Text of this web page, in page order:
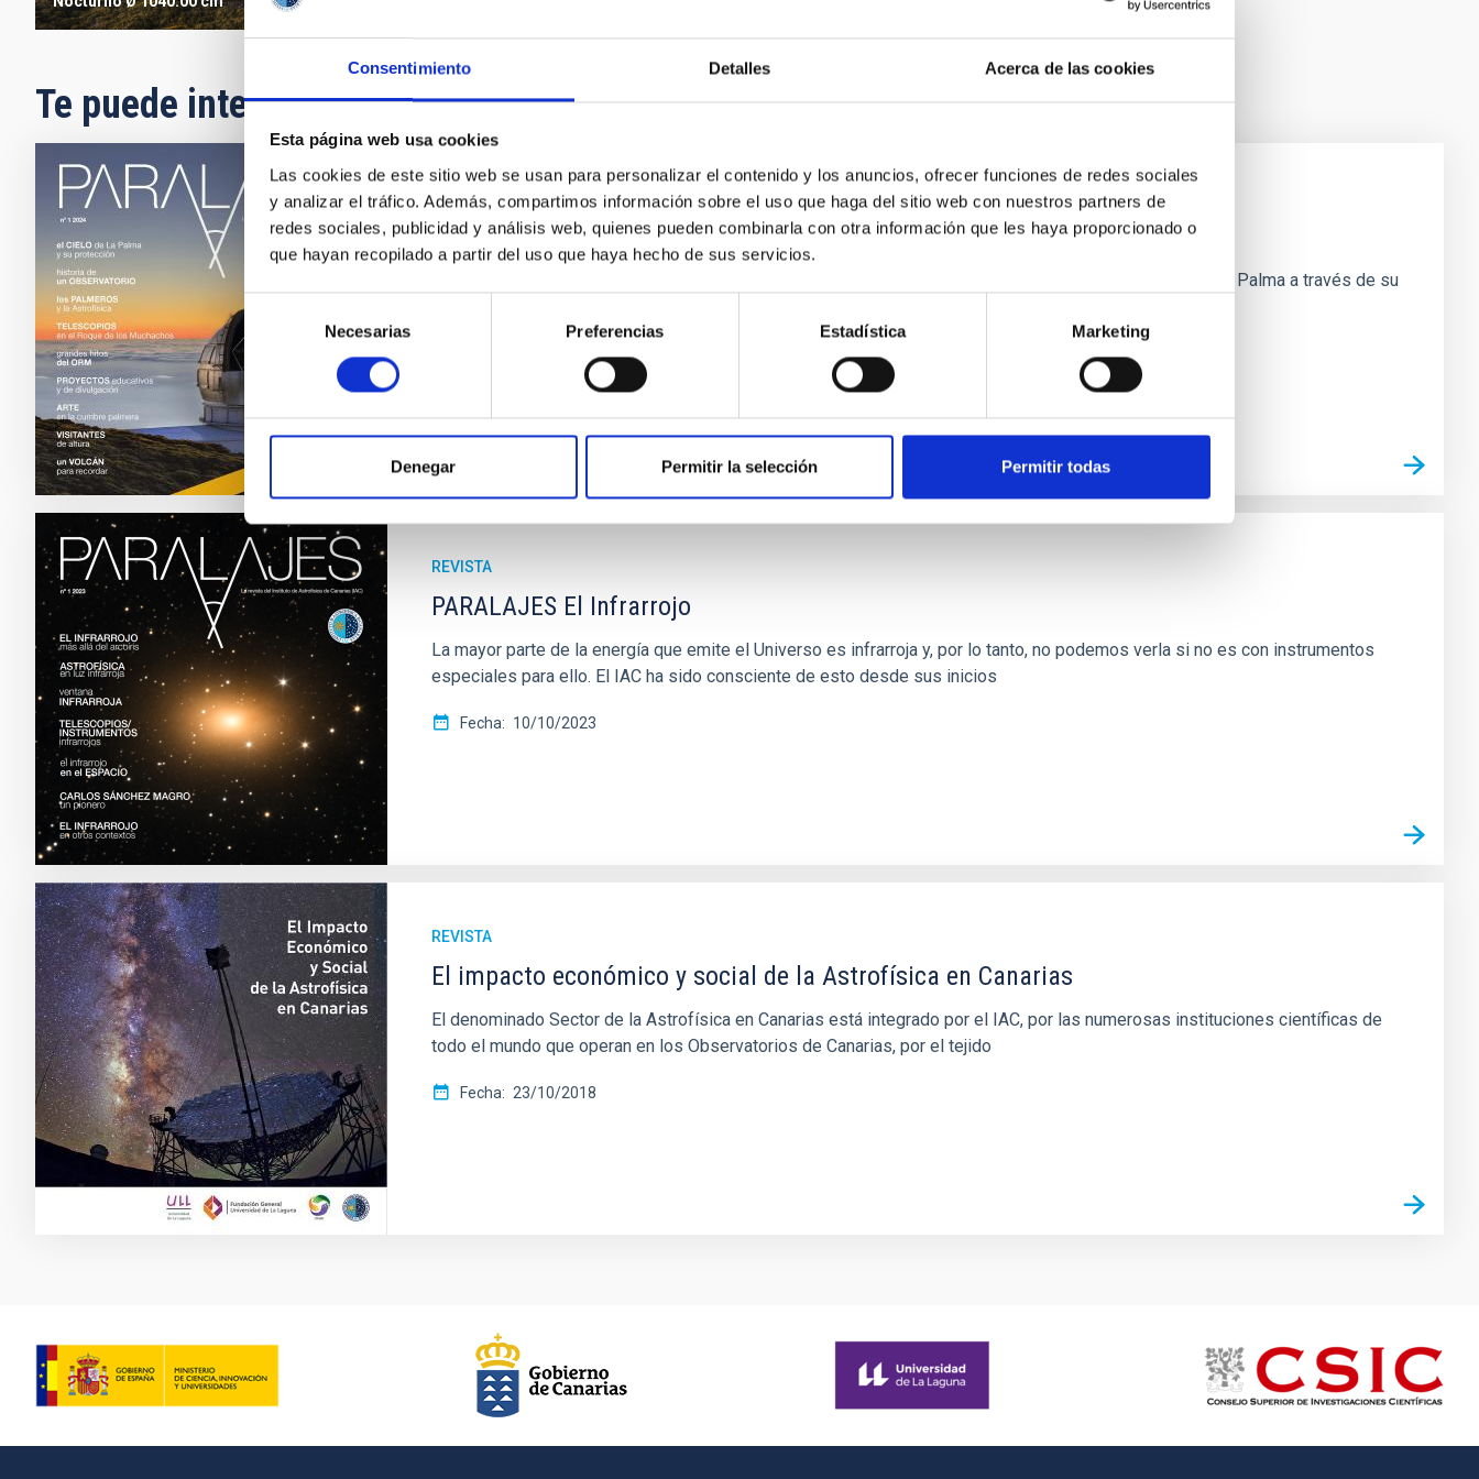
Consentimiento Detalles Acerca de las cookies
Esta página web usa cookies
Las cookies de este sitio web se usan para personalizar el contenido y los anuncios, ofrecer funciones de redes sociales
y analizar el tráfico. Además, compartimos información sobre el uso que haga del sitio web con nuestros partners de
redes sociales, publicidad y análisis web, quienes pueden combinarla con otra información que les haya proporcionado o
que hayan recopilado a partir del uso que haya hecho de sus servicios.
Selección
consentimiento
Necesarias Preferencias Estadística Marketing
Denegar Permitir la selección Permitir todas
Te puede interesar
REVISTA
Paralajes. La Astrofísica en La Palma
El Instituto de Astrofísica de Canarias (IAC) rinde homenaje a la historia de la Astronomía en la isla de La Palma a través de su
02/01/2025
REVISTA
PARALAJES El Infrarrojo
La mayor parte de la energía que emite el Universo es infrarroja y, por lo tanto, no podemos verla si no es con instrumentos
especiales para ello. El IAC ha sido consciente de esto desde sus inicios
Fecha 10/10/2023
REVISTA
El impacto económico y social de la Astrofísica en Canarias
El denominado Sector de la Astrofísica en Canarias está integrado por el IAC, por las numerosas instituciones científicas de
todo el mundo que operan en los Observatorios de Canarias, por el tejido
Fecha 23/10/2018